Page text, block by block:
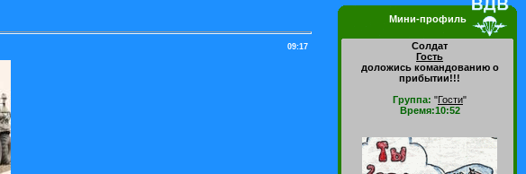
09:17
Мини-профиль
Солдат
Гость
доложись командованию о
прибытии!!!
Группа: "Гости"
Время:10:52